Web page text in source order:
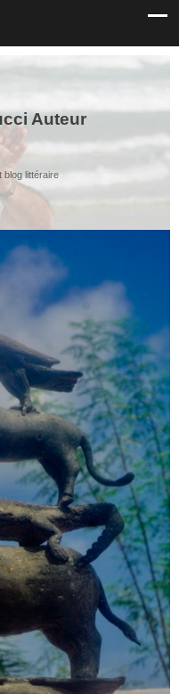
Auteur
blog littéraire